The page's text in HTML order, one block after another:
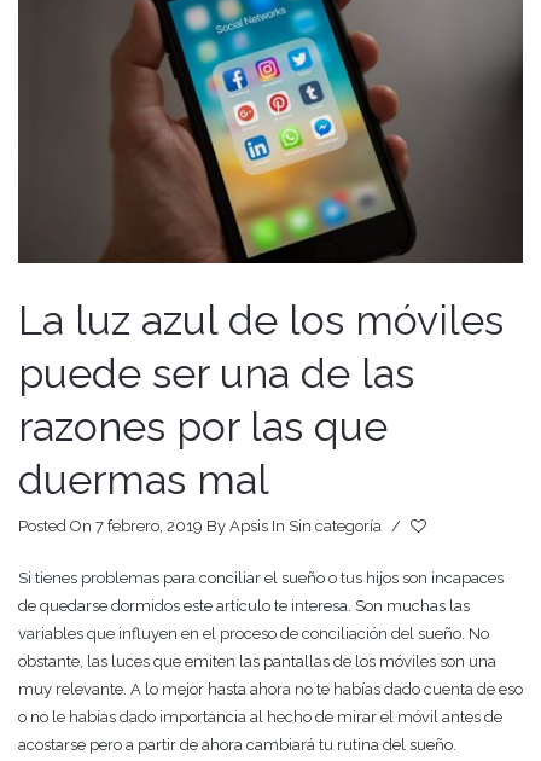
La luz azul de los móviles
puede ser una de las
razones por las que
duermas mal
Posted On 7 febrero, 2019 By Apsis In Sin categoría /
Si tienes problemas para conciliar el sueño o tus hijos son incapaces
de quedarse dormidos este artículo te interesa. Son muchas las
variables que influyen en el proceso de conciliación del sueño. No
obstante, las luces que emiten las pantallas de los móviles son una
muy relevante. A lo mejor hasta ahora no te habías dado cuenta de eso
o no le habías dado importancia al hecho de mirar el móvil antes de
acostarse pero a partir de ahora cambiará tu rutina del sueño.